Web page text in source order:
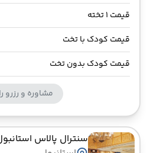
قیمت 1 تخته
قیمت کودک با تخت
قیمت کودک بدون تخت
مشاوره و رزرو
سنترال پالاس